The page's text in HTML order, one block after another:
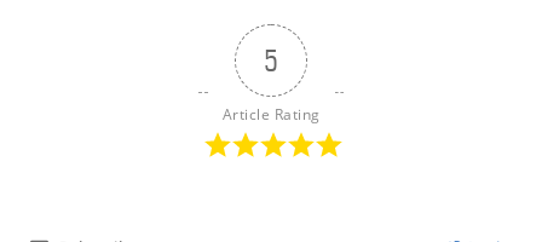
5
Article Rating